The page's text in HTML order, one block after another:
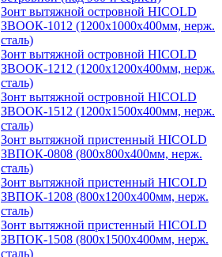
Зонт вытяжной островной HICOLD
ЗВООК-1012 (1200х1000х400мм, нерж.
сталь)
Зонт вытяжной островной HICOLD
ЗВООК-1212 (1200x1200x400мм, нерж.
сталь)
Зонт вытяжной островной HICOLD
ЗВООК-1512 (1200х1500х400мм, нерж.
сталь)
Зонт вытяжной пристенный HICOLD
ЗВПОК-0808 (800х800х400мм, нерж.
сталь)
Зонт вытяжной пристенный HICOLD
ЗВПОК-1208 (800х1200х400мм, нерж.
сталь)
Зонт вытяжной пристенный HICOLD
ЗВПОК-1508 (800х1500х400мм, нерж.
сталь)